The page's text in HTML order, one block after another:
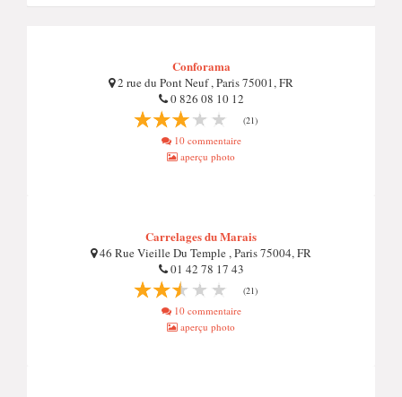
Conforama
2 rue du Pont Neuf , Paris 75001, FR
0 826 08 10 12
(21)
10 commentaire
aperçu photo
Carrelages du Marais
46 Rue Vieille Du Temple , Paris 75004, FR
01 42 78 17 43
(21)
10 commentaire
aperçu photo